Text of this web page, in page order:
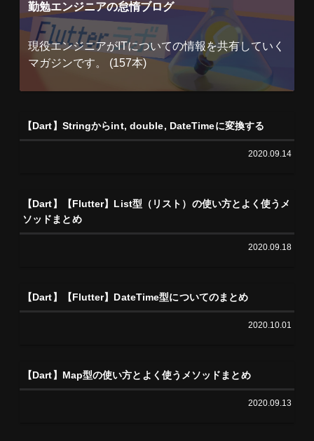
勤勉エンジニアの怠惰ブログ
現役エンジニアがITについての情報を共有していく
マガジンです。 (157本)
【Dart】Stringからint, double, DateTimeに変換する
2020.09.14
【Dart】【Flutter】List型（リスト）の使い方とよく使うメ
ソッドまとめ
2020.09.18
【Dart】【Flutter】DateTime型についてのまとめ
2020.10.01
【Dart】Map型の使い方とよく使うメソッドまとめ
2020.09.13